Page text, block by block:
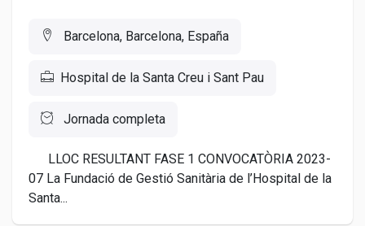
Barcelona, Barcelona, España
Hospital de la Santa Creu i Sant Pau
Jornada completa
LLOC RESULTANT FASE 1 CONVOCATÒRIA 2023-
07 La Fundació de Gestió Sanitària de l’Hospital de la
Santa...